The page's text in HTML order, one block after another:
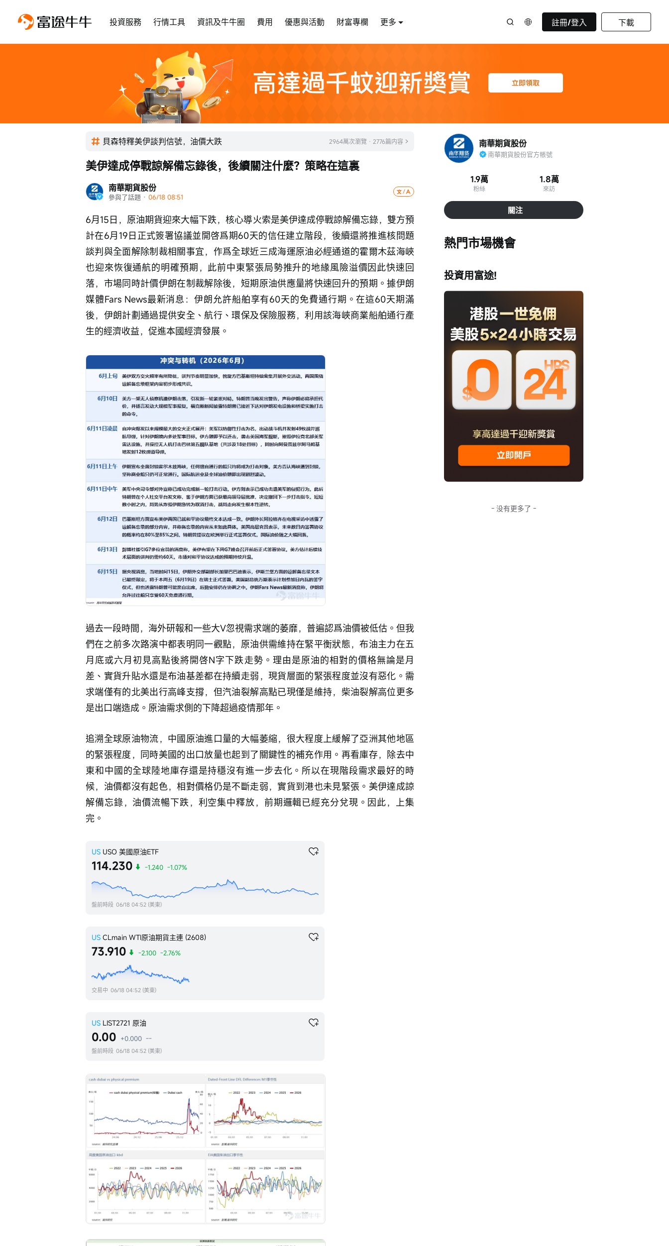
投資服務 行情工具 資訊及牛牛圈 費用 優惠與活動 財富專欄 更多 註冊/登入 下載
貝森特釋美伊談判信號，油價大跌 2964萬次瀏覽 · 2776篇内容
南華期貨股份
參與了話題 · 06/18 08:51
美伊達成停戰諒解備忘錄後，後續關注什麼？策略在這裏
6月15日，原油期貨迎來大幅下跌，核心導火索是美伊達成停戰諒解備忘錄，雙方預
計在6月19日正式簽署協議並開啓爲期60天的信任建立階段，後續還將推進核問題
談判與全面解除制裁相關事宜，作爲全球近三成海運原油必經通道的霍爾木茲海峽
也迎來恢復通航的明確預期，此前中東緊張局勢推升的地緣風險溢價因此快速回
落，市場同時計價伊朗在制裁解除後，短期原油供應量將快速回升的預期。據伊朗
媒體Fars News最新消息：伊朗允許船舶享有60天的免費通行期。在這60天期滿
後，伊朗計劃通過提供安全、航行、環保及保險服務，利用該海峽商業船舶通行產
生的經濟收益，促進本國經濟發展。
過去一段時間，海外研報和一些大V忽視需求端的萎靡，普遍認爲油價被低估。但我
們在之前多次路演中都表明同一觀點，原油供需維持在緊平衡狀態，布油主力在五
月底或六月初見高點後將開啓N字下跌走勢。理由是原油的相對的價格無論是月
差、實貨升貼水還是布油基差都在持續走弱，現貨層面的緊張程度並沒有惡化。需
求端僅有的北美出行高峰支撐，但汽油裂解高點已現僅是維持，柴油裂解高位更多
是出口端造成。原油需求側的下降超過疫情那年。
追溯全球原油物流，中國原油進口量的大幅萎縮，很大程度上緩解了亞洲其他地區
的緊張程度，同時美國的出口放量也起到了關鍵性的補充作用。再看庫存，除去中
東和中國的全球陸地庫存還是持穩沒有進一步去化。所以在現階段需求最好的時
候，油價都沒有起色，相對價格仍是不斷走弱，實貨到港也未見緊張。美伊達成諒
解備忘錄，油價流暢下跌，利空集中釋放，前期邏輯已經充分兌現。因此，上集
完。
US USO 美國原油ETF
114.230 -1.240 -1.07%
盤前時段 06/18 04:52 (美東)
US CLmain WTI原油期貨主連 (2608)
73.910 -2.100 -2.76%
交易中 06/18 04:52 (美東)
US LIST2721 原油
0.00 +0.000 --
盤前時段 06/18 04:52 (美東)
南華期貨股份
南華期貨股份官方帳號
1.9萬
粉絲
1.8萬
來訪
關注
熱門市場機會
投資用富途!
- 没有更多了 -